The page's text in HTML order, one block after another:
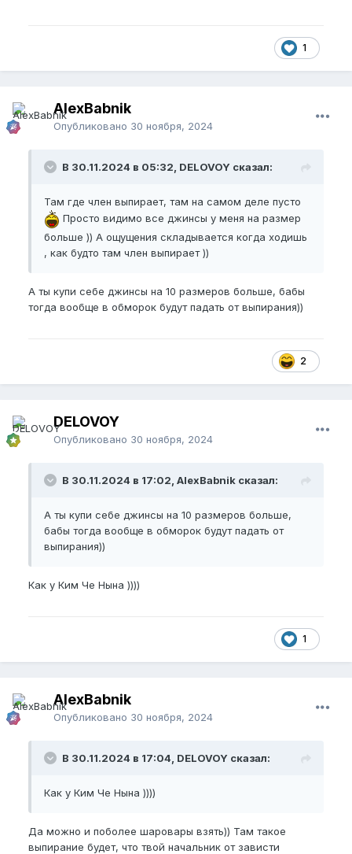
1
AlexBabnik
Опубликовано 30 ноября, 2024
В 30.11.2024 в 05:32, DELOVOY сказал:
Там где член выпирает, там на самом деле пусто
Просто видимо все джинсы у меня на размер
больше )) А ощущения складывается когда ходишь
, как будто там член выпирает ))
А ты купи себе джинсы на 10 размеров больше, бабы
тогда вообще в обморок будут падать от выпирания))
2
DELOVOY
Опубликовано 30 ноября, 2024
В 30.11.2024 в 17:02, AlexBabnik сказал:
А ты купи себе джинсы на 10 размеров больше,
бабы тогда вообще в обморок будут падать от
выпирания))
Как у Ким Че Нына ))))
1
AlexBabnik
Опубликовано 30 ноября, 2024
В 30.11.2024 в 17:04, DELOVOY сказал:
Как у Ким Че Нына ))))
Да можно и поболее шаровары взять)) Там такое
выпирание будет, что твой начальник от зависти